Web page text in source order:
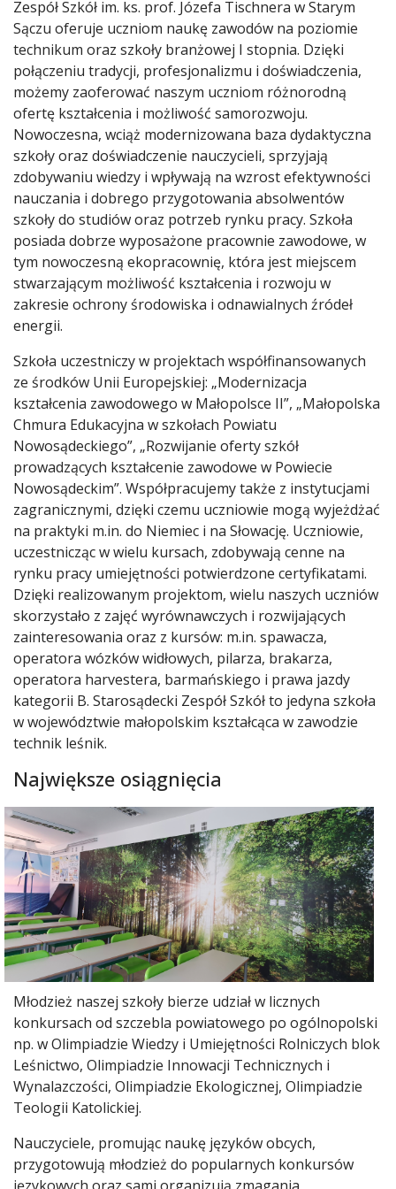
Zespół Szkół im. ks. prof. Józefa Tischnera w Starym
Sączu oferuje uczniom naukę zawodów na poziomie
technikum oraz szkoły branżowej I stopnia. Dzięki
połączeniu tradycji, profesjonalizmu i doświadczenia,
możemy zaoferować naszym uczniom różnorodną
ofertę kształcenia i możliwość samorozwoju.
Nowoczesna, wciąż modernizowana baza dydaktyczna
szkoły oraz doświadczenie nauczycieli, sprzyjają
zdobywaniu wiedzy i wpływają na wzrost efektywności
nauczania i dobrego przygotowania absolwentów
szkoły do studiów oraz potrzeb rynku pracy. Szkoła
posiada dobrze wyposażone pracownie zawodowe, w
tym nowoczesną ekopracownię, która jest miejscem
stwarzającym możliwość kształcenia i rozwoju w
zakresie ochrony środowiska i odnawialnych źródeł
energii.
Szkoła uczestniczy w projektach współfinansowanych
ze środków Unii Europejskiej: „Modernizacja
kształcenia zawodowego w Małopolsce II”, „Małopolska
Chmura Edukacyjna w szkołach Powiatu
Nowosądeckiego”, „Rozwijanie oferty szkół
prowadzących kształcenie zawodowe w Powiecie
Nowosądeckim”. Współpracujemy także z instytucjami
zagranicznymi, dzięki czemu uczniowie mogą wyjeżdżać
na praktyki m.in. do Niemiec i na Słowację. Uczniowie,
uczestnicząc w wielu kursach, zdobywają cenne na
rynku pracy umiejętności potwierdzone certyfikatami.
Dzięki realizowanym projektom, wielu naszych uczniów
skorzystało z zajęć wyrównawczych i rozwijających
zainteresowania oraz z kursów: m.in. spawacza,
operatora wózków widłowych, pilarza, brakarza,
operatora harvestera, barmańskiego i prawa jazdy
kategorii B. Starosądecki Zespół Szkół to jedyna szkoła
w województwie małopolskim kształcąca w zawodzie
technik leśnik.
Największe osiągnięcia
Młodzież naszej szkoły bierze udział w licznych
konkursach od szczebla powiatowego po ogólnopolski
np. w Olimpiadzie Wiedzy i Umiejętności Rolniczych blok
Leśnictwo, Olimpiadzie Innowacji Technicznych i
Wynalazczości, Olimpiadzie Ekologicznej, Olimpiadzie
Teologii Katolickiej.
Nauczyciele, promując naukę języków obcych,
przygotowują młodzież do popularnych konkursów